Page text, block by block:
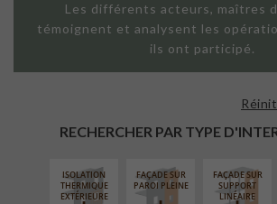
Les différents acteurs, maîtres
témoignent et analysent les
ils ont participé.
RECHERCHER PAR TYPE
ISOLATION
THERMIQUE
EXTÉRIEURE
FAÇADE SUR
PAROI PLEINE
FAÇADE SUR
SUPPORT
LINÉAIRE
RÉFECTION DES
TOITURES